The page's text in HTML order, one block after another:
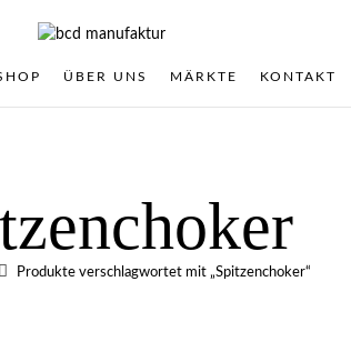
ÜBER UNS MÄRKTE KONTAKT
Produkte verschlagwortet mit „Spitzenchoker“